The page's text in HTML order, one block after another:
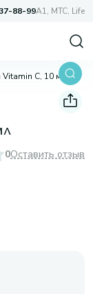
88-99A1, МТС, Life
C, 10 мл
0Оставить отзыв